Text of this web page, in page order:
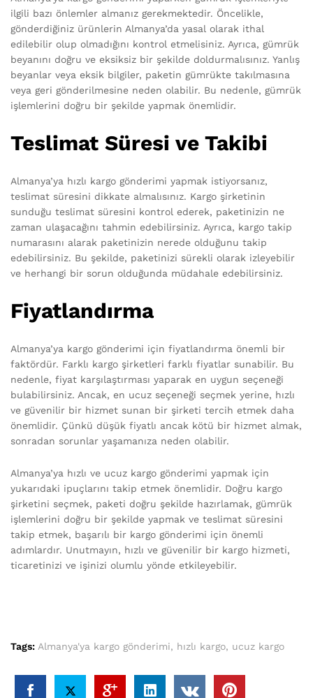
ilgili bazı önlemler almanız gerekmektedir. Öncelikle,
gönderdiğiniz ürünlerin Almanya’da yasal olarak ithal
edilebilir olup olmadığını kontrol etmelisiniz. Ayrıca, gümrük
beyanını doğru ve eksiksiz bir şekilde doldurmalısınız. Yanlış
beyanlar veya eksik bilgiler, paketin gümrükte takılmasına
veya geri gönderilmesine neden olabilir. Bu nedenle, gümrük
işlemlerini doğru bir şekilde yapmak önemlidir.
Teslimat Süresi ve Takibi
Almanya’ya hızlı kargo gönderimi yapmak istiyorsanız,
teslimat süresini dikkate almalısınız. Kargo şirketinin
sunduğu teslimat süresini kontrol ederek, paketinizin ne
zaman ulaşacağını tahmin edebilirsiniz. Ayrıca, kargo takip
numarasını alarak paketinizin nerede olduğunu takip
edebilirsiniz. Bu şekilde, paketinizi sürekli olarak izleyebilir
ve herhangi bir sorun olduğunda müdahale edebilirsiniz.
Fiyatlandırma
Almanya’ya kargo gönderimi için fiyatlandırma önemli bir
faktördür. Farklı kargo şirketleri farklı fiyatlar sunabilir. Bu
nedenle, fiyat karşılaştırması yaparak en uygun seçeneği
bulabilirsiniz. Ancak, en ucuz seçeneği seçmek yerine, hızlı
ve güvenilir bir hizmet sunan bir şirketi tercih etmek daha
önemlidir. Çünkü düşük fiyatlı ancak kötü bir hizmet almak,
sonradan sorunlar yaşamanıza neden olabilir.
Almanya’ya hızlı ve ucuz kargo gönderimi yapmak için
yukarıdaki ipuçlarını takip etmek önemlidir. Doğru kargo
şirketini seçmek, paketi doğru şekilde hazırlamak, gümrük
işlemlerini doğru bir şekilde yapmak ve teslimat süresini
takip etmek, başarılı bir kargo gönderimi için önemli
adımlardır. Unutmayın, hızlı ve güvenilir bir kargo hizmeti,
ticaretinizi ve işinizi olumlu yönde etkileyebilir.
Tags: Almanya'ya kargo gönderimi, hızlı kargo, ucuz kargo